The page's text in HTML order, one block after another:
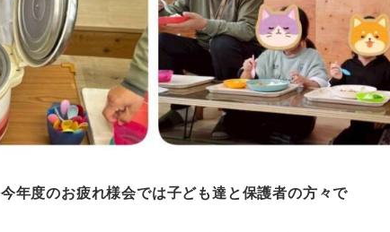
今年度のお疲れ様会では子ども達と保護者の方々で